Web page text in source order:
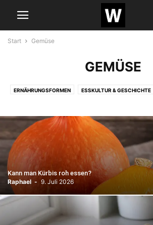
Start Gemüse
GEMÜSE
ERNÄHRUNGSFORMEN ESSKULTUR & GESCHICHTE
GETREIDE & HÜLSENFRÜCHTE GEWÜRZE
MILCHPRODUKTE PILZE
SEAFOOD SÜSSUNGSMITTEL
Kann man Kürbis roh essen?
Raphael - 9. Juli 2026